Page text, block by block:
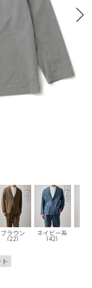
ブラウン
(22)
ネイビー系
(42)